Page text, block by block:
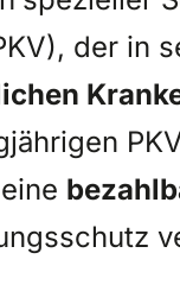
der in